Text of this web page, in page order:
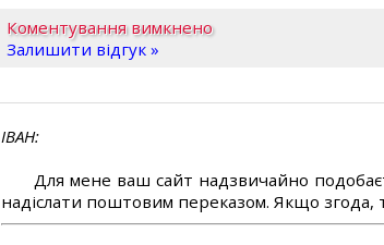
Коментування вимкнено
Залишити відгук »
ІВАН
Для мене ваш сайт надзвичайно
надіслати поштовим переказом. Якщо згода,